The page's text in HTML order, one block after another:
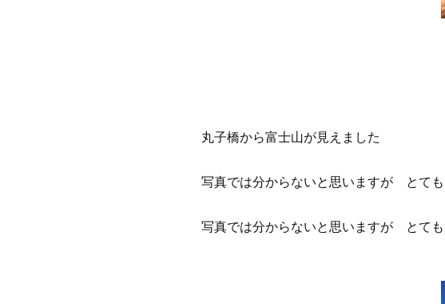
丸子橋から富士山が見えました
写真では分からないと思いますが とて
写真では分からないと思いますが とて